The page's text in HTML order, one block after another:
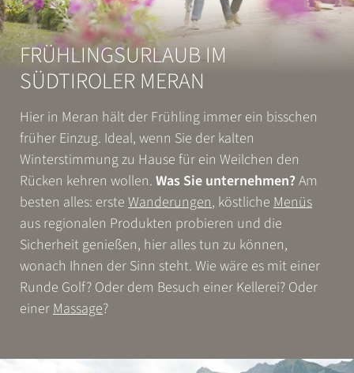
FRÜHLINGSURLAUB IM
SÜDTIROLER MERAN
Hier in Meran hält der Frühling immer ein bisschen
früher Einzug. Ideal, wenn Sie der kalten
Winterstimmung zu Hause für ein Weilchen den
Rücken kehren wollen. Was Sie unternehmen? Am
besten alles: erste Wanderungen, köstliche Menüs
aus regionalen Produkten probieren und die
Sicherheit genießen, hier alles tun zu können,
wonach Ihnen der Sinn steht. Wie wäre es mit einer
Runde Golf? Oder dem Besuch einer Kellerei? Oder
einer Massage?